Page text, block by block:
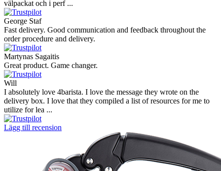
välpackat och i perf ...
George Staf
Fast delivery. Good communication and feedback throughout the
order procedure and delivery.
Martynas Sagaitis
Great product. Game changer.
Will
I absolutely love 4barista. I love the message they wrote on the
delivery box. I love that they compiled a list of resources for me to
utilize for lea ...
Lägg till recension